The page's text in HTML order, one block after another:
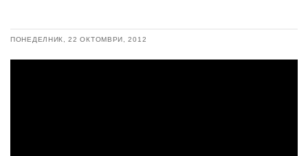
ПОНЕДЕЛНИК, 22 ОКТОМВРИ, 2012